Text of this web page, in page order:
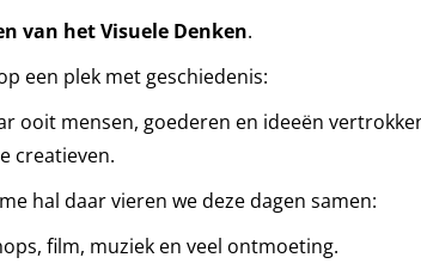
van het Visuele Denken.
een plek met geschiedenis:
ooit mensen, goederen en ideeën
creatieven.
hal daar vieren we deze dagen samen:
film, muziek en veel ontmoeting.